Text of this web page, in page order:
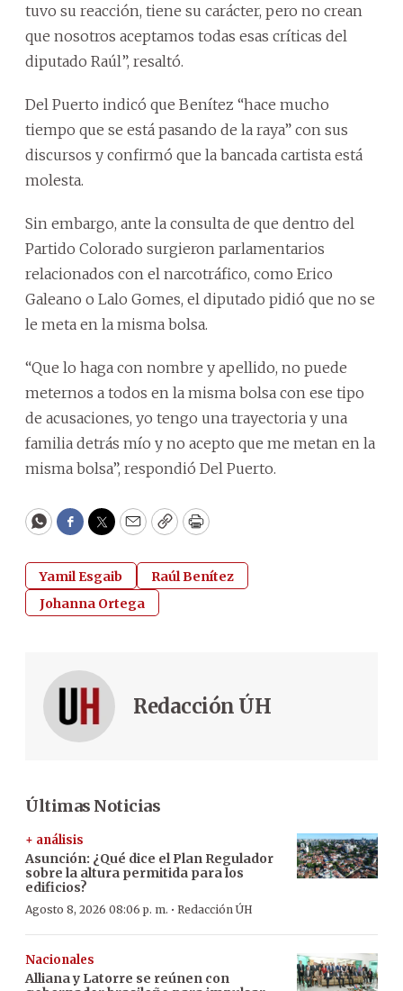
tuvo su reacción, tiene su carácter, pero no crean
que nosotros aceptamos todas esas críticas del
diputado Raúl”, resaltó.
Del Puerto indicó que Benítez “hace mucho
tiempo que se está pasando de la raya” con sus
discursos y confirmó que la bancada cartista está
molesta.
Sin embargo, ante la consulta de que dentro del
Partido Colorado surgieron parlamentarios
relacionados con el narcotráfico, como Erico
Galeano o Lalo Gomes, el diputado pidió que no se
le meta en la misma bolsa.
“Que lo haga con nombre y apellido, no puede
meternos a todos en la misma bolsa con ese tipo
de acusaciones, yo tengo una trayectoria y una
familia detrás mío y no acepto que me metan en la
misma bolsa”, respondió Del Puerto.
WhatsApp
Facebook
Twitter
EmailCopyPrint
Yamil Esgaib
Raúl Benítez
Johanna Ortega
Redacción ÚH
Últimas Noticias
+ análisis
Asunción: ¿Qué dice el Plan Regulador
sobre la altura permitida para los
edificios?
Agosto 8, 2026 08:06 p. m. · Redacción ÚH
Nacionales
Alliana y Latorre se reúnen con